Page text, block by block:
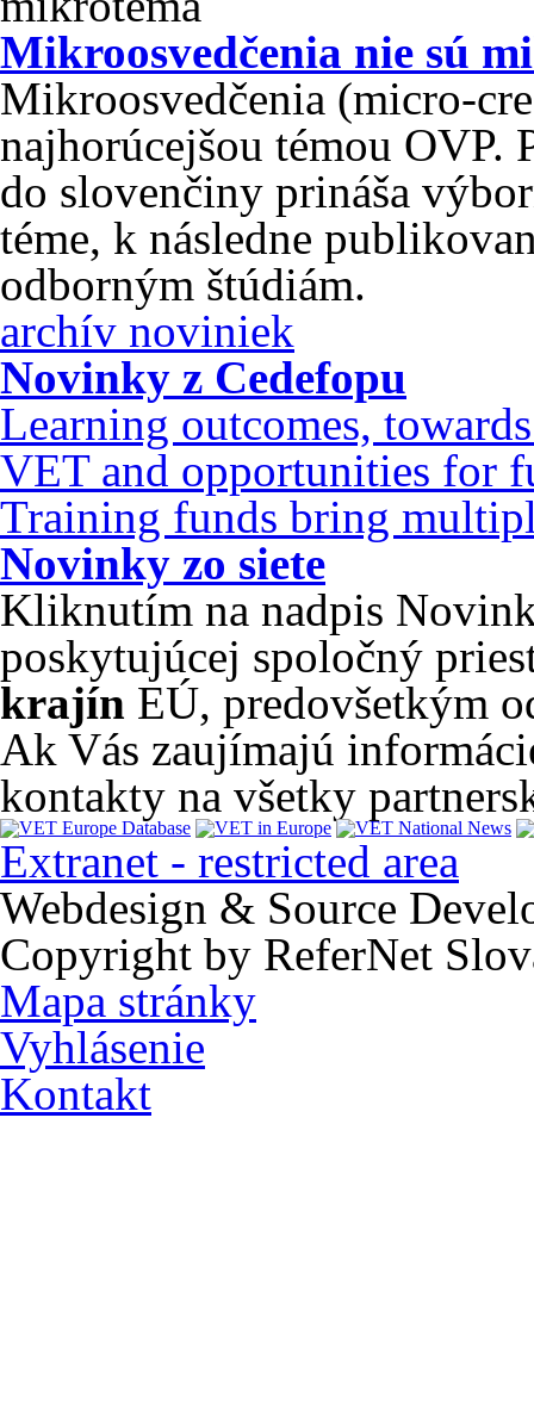
Mikroosvedčenia nie sú
Mikroosvedčenia (micro-
najhorúcejšou témou OVP.
do slovenčiny prináša
téme, k následne
odborným štúdiám.
archív noviniek
Novinky z Cedefopu
Learning outcomes,
VET and opportunities for
Training funds bring
Novinky zo siete
Kliknutím na nadpis
poskytujúcej spoločný
krajín EÚ, predovšetkým
Ak Vás zaujímajú
kontakty na všetky
Extranet - restricted area
Webdesign & Source
Copyright by ReferNet
Mapa stránky
Vyhlásenie
Kontakt